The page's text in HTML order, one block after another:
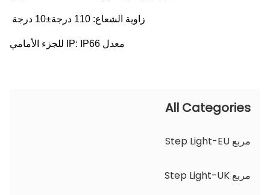
زاوية الشعاع: 110 درجة±10 درجة
معدل IP: IP66 للجزء الأمامي
All Categories
مربع Step Light-EU
مربع Step Light-UK